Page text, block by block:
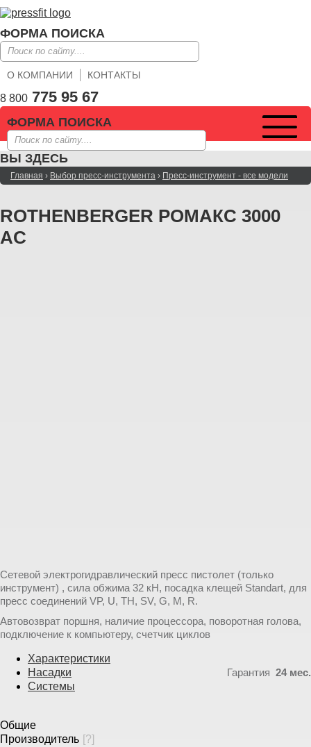
ФОРМА ПОИСКА
О КОМПАНИИ КОНТАКТЫ
8 800 775 95 67
ФОРМА ПОИСКА
ВЫ ЗДЕСЬ
Главная › Выбор пресс-инструмента › Пресс-инструмент - все модели
ROTHENBERGER РОМАКС 3000
AC
Сетевой электрогидравлический пресс пистолет (только
инструмент) , сила обжима 32 кН, посадка клещей Standart, для
пресс соединений VP, U, TH, SV, G, M, R.
Автовозврат поршня, наличие процессора, поворотная голова,
подключение к компьютеру, счетчик циклов
Гарантия 24 мес.
Характеристики
Насадки
Системы
Общие
Производитель [?]